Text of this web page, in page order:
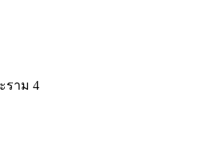
ราม 4